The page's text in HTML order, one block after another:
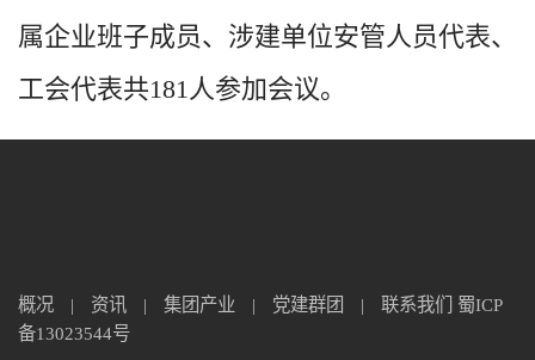
属企业班子成员、涉建单位安管人员代表、
工会代表共181人参加会议。
概况 | 资讯 | 集团产业 | 党建群团 | 联系我们
蜀ICP
备13023544号